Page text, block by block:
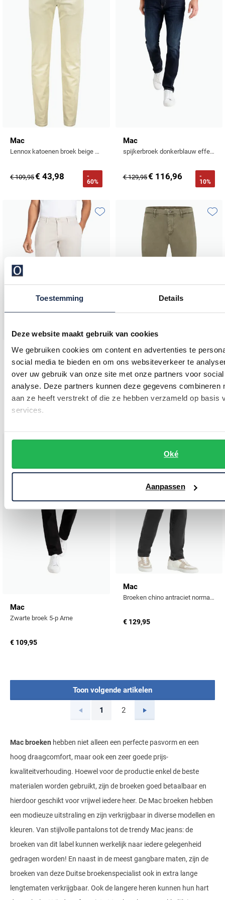
Toestemming Details
Deze website maakt gebruik van cookies
We gebruiken cookies om content en advertenties te
social media te bieden en om ons websiteverkeer te
over uw gebruik van onze site met onze partners voor
analyse. Deze partners kunnen deze gegevens combineren
aan ze heeft verstrekt of die ze hebben verzameld op basis
services.
Oké
Aanpassen
Mac
Lennox katoenen broek beige effen katoen
€ 109,95€ 43,98
-
60%
Mac
spijkerbroek donkerblauw effen denim, katoen
€ 129,95€ 116,96
-
10%
Mac
Chino creme normale fit
€ 129,95
Toevoegen aan favorieten
Mac
heren broek groen effen denim driver pants
Mac
Zwarte broek 5-p Arne
€ 109,95
Toevoegen aan favorieten
Mac
Broeken chino antraciet normale fit
€ 129,95
Toon volgende artikelen
Vorige
Current Page
1
Page
2 Volgende
Mac broeken hebben niet alleen een perfecte pasvorm en een
hoog draagcomfort, maar ook een zeer goede prijs-
kwaliteitverhouding. Hoewel voor de productie enkel de beste
materialen worden gebruikt, zijn de broeken goed betaalbaar en
hierdoor geschikt voor vrijwel iedere heer. De Mac broeken hebben
een modieuze uitstraling en zijn verkrijgbaar in diverse modellen en
kleuren. Van stijlvolle pantalons tot de trendy Mac jeans: de
broeken van dit label kunnen werkelijk naar iedere gelegenheid
gedragen worden! En naast in de meest gangbare maten, zijn de
broeken van deze Duitse broekenspecialist ook in extra lange
lengtematen verkrijgbaar. Ook de langere heren kunnen hun hart